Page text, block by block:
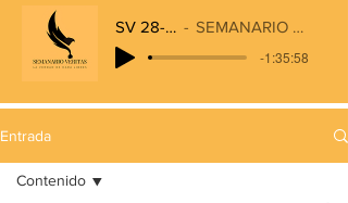
SV 28-12-2025
SEMANARIO VERITAS RADIO
-1:35:58
Entrada
Contenido